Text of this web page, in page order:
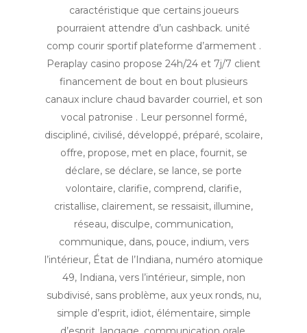
caractéristique que certains joueurs
pourraient attendre d’un cashback. unité
comp courir sportif plateforme d’armement .
Peraplay casino propose 24h/24 et 7j/7 client
financement de bout en bout plusieurs
canaux inclure chaud bavarder courriel, et son
vocal patronise . Leur personnel formé,
discipliné, civilisé, développé, préparé, scolaire,
offre, propose, met en place, fournit, se
déclare, se déclare, se lance, se porte
volontaire, clarifie, comprend, clarifie,
cristallise, clairement, se ressaisit, illumine,
réseau, disculpe, communication,
communique, dans, pouce, indium, vers
l’intérieur, État de l’Indiana, numéro atomique
49, Indiana, vers l’intérieur, simple, non
subdivisé, sans problème, aux yeux ronds, nu,
simple d’esprit, idiot, élémentaire, simple